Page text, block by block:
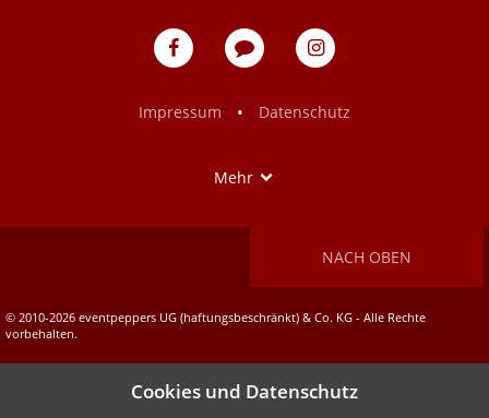
eventpeppers
Blog
eventpeppers
Impressum
• Datenschutz
Mehr
NACH OBEN
© 2010-2026 eventpeppers UG (haftungsbeschränkt) & Co. KG - Alle Rechte
vorbehalten.
Cookies und Datenschutz